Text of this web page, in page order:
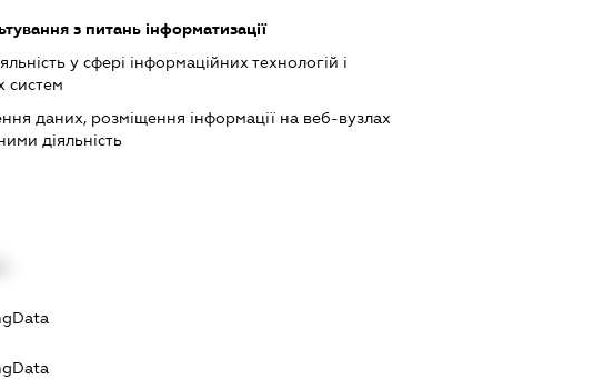
з питань інформатизації
у сфері інформаційних технологій і
систем
даних, розміщення інформації на веб-вузлах
діяльність